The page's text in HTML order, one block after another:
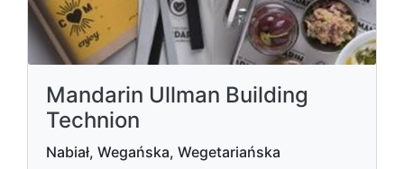
Mandarin Ullman Building
Technion
Nabiał, Wegańska, Wegetariańska